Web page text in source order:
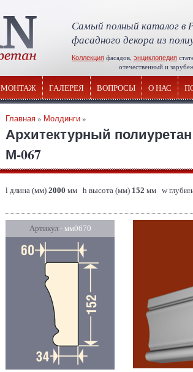
Самый полный каталог в
фасадного декора из
Коллекция фасадов, энциклопедия
отечественный и
МОНТАЖ ГАЛЕРЕЯ ВОПРОСЫ О НАС
Главная» Молдинги»
Архитектурный
М-067
l длина (мм) 2000 мм h высота (мм) 152 мм w
Артикул- мм0670